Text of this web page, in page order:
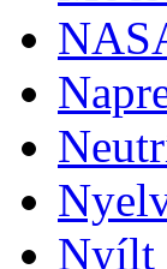
Nyílt